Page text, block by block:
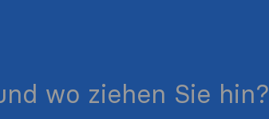
wo ziehen Sie hin?